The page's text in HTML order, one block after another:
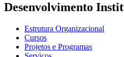
Desenvolvimento
Estrutura Organizacional
Cursos
Projetos e Programas